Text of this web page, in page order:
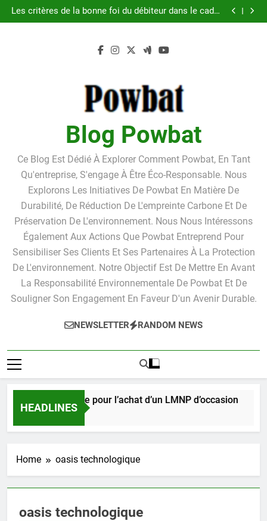
Skip
to
Les critères de la bonne foi du débiteur dans le cadre
de la procédure de surendettement
Linkavista 2026 : avis complet, tarifs, avantages et
Guide pratique pour l’achat d’un LMNP d’occasion
Les critères de la bonne foi du débiteur dans le cadre
un box de stockage ?
Blog Powbat
Ce Blog Est Dédié À Explorer Comment Powbat, En Tant
Qu'entreprise, S'engage À Être Éco-Responsable. Nous
Explorons Les Initiatives De Powbat En Matière De
Durabilité, De Réduction De L'empreinte Carbone Et De
Préservation De L'environnement. Nous Nous Intéressons
Également Aux Actions Que Powbat Entreprend Pour
Sensibiliser Ses Clients Et Ses Partenaires À La Protection
De L'environnement. Notre Objectif Est De Mettre En Avant
La Responsabilité Environnementale De Powbat Et De
Souligner Son Engagement En Faveur D'un Avenir Durable.
NEWSLETTER RANDOM NEWS
HEADLINES
Guide pratique pour l’achat d’un LMNP d’occasion
3 Semaines Ago
Home oasis technologique
oasis technologique